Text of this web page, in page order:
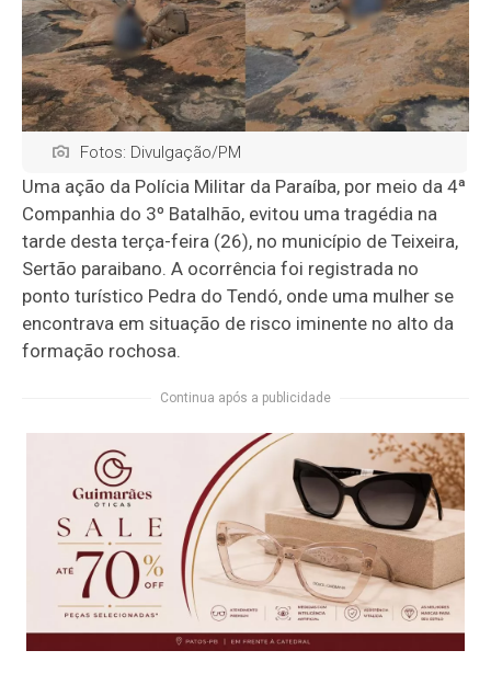
Fotos: Divulgação/PM
Uma ação da Polícia Militar da Paraíba, por meio da 4ª
Companhia do 3º Batalhão, evitou uma tragédia na
tarde desta terça-feira (26), no município de Teixeira,
Sertão paraibano. A ocorrência foi registrada no
ponto turístico Pedra do Tendó, onde uma mulher se
encontrava em situação de risco iminente no alto da
formação rochosa.
Continua após a publicidade